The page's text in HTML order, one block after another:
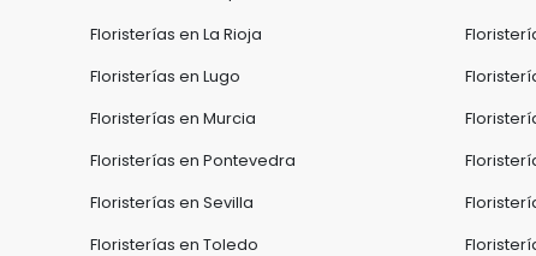
Floristerías en La Rioja
Floristerías en Lugo
Floristerías en Murcia
Floristerías en Pontevedra
Floristerías en Sevilla
Floristerías en Toledo